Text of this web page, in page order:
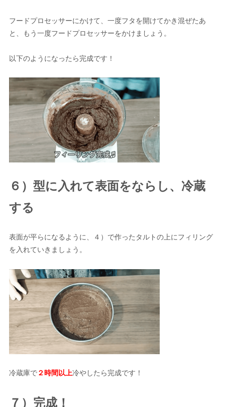
フードプロセッサーにかけて、一度フタを開けてかき混ぜたあ
と、もう一度フードプロセッサーをかけましょう。
以下のようになったら完成です！
６）型に入れて表面をならし、冷蔵
する
表面が平らになるように、４）で作ったタルトの上にフィリング
を入れていきましょう。
冷蔵庫で２時間以上冷やしたら完成です！
７）完成！